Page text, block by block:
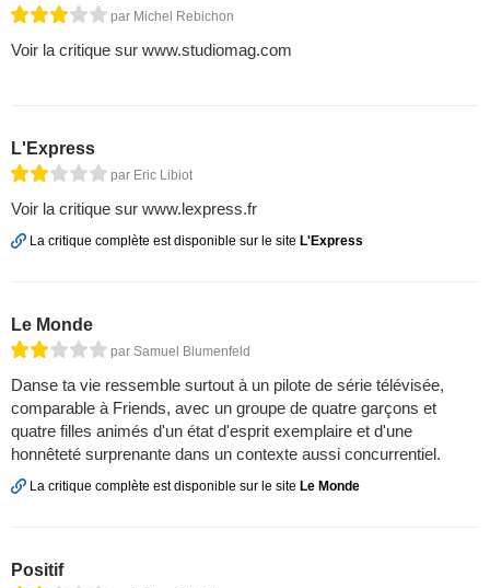
par Michel Rebichon
Voir la critique sur www.studiomag.com
L'Express
par Eric Libiot
Voir la critique sur www.lexpress.fr
La critique complète est disponible sur le site L'Express
Le Monde
par Samuel Blumenfeld
Danse ta vie ressemble surtout à un pilote de série télévisée,
comparable à Friends, avec un groupe de quatre garçons et
quatre filles animés d'un état d'esprit exemplaire et d'une
honnêteté surprenante dans un contexte aussi concurrentiel.
La critique complète est disponible sur le site Le Monde
Positif